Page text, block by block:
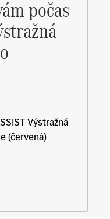
počas
Výstražná
(červená)